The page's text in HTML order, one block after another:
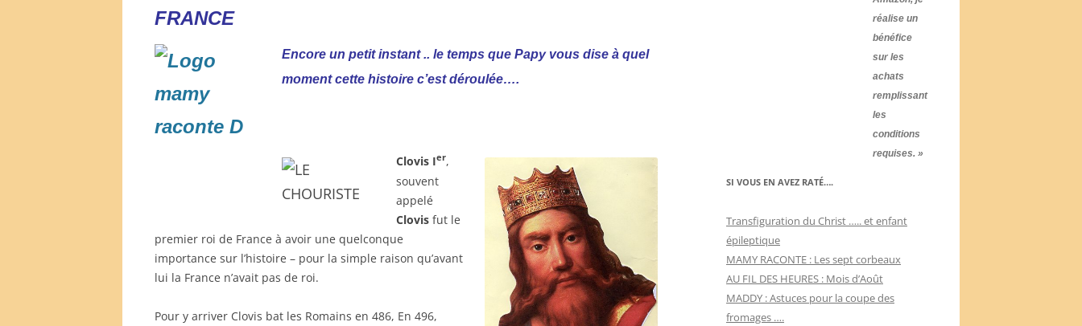
FRANCE
Encore un petit instant .. le temps que Papy vous dise à quel
moment cette histoire c’est déroulée….
Clovis Ier,
souvent
appelé
Clovis fut le
premier roi de France à avoir une quelconque
importance sur l’histoire – pour la simple raison qu’avant
lui la France n’avait pas de roi.
Pour y arriver Clovis bat les Romains en 486, En 496,
réalise un
bénéfice
sur les
achats
remplissant
les
conditions
requises. »
SI VOUS EN AVEZ RATÉ….
Transfiguration du Christ ….. et enfant
épileptique
MAMY RACONTE : Les sept corbeaux
AU FIL DES HEURES : Mois d’Août
MADDY : Astuces pour la coupe des
fromages ….